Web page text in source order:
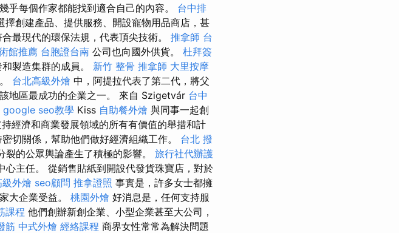
乎每個作家都能找到適合自己的內容。 台中排
擇創建產品、提供服務、開設寵物用品商店，甚
最現代的環保法規，代表頂尖技術。 推拿師 台
館推薦 台胞證台南 公司也向國外供貨。 杜拜簽
製造集群的成員。 新竹 整骨 推拿師 大里按摩
台北高級外燴 中，阿提拉代表了第二代，將父
地區最成功的企業之一。 來自 Szigetvár 台中
google seo教學 Kiss 自助餐外燴 與同事一起創
經濟和商業發展領域的所有有價值的舉措和計
切關係，幫助他們做好經濟組織工作。 台北 撥
裂的公眾輿論產生了積極的影響。 旅行社代辦護
主任。 從銷售貼紙到開設代發貨珠寶店，對於
外燴 seo顧問 推拿證照 事實是，許多女士都擁
大企業受益。 桃園外燴 好消息是，任何支持服
課程 他們創辦新創企業、小型企業甚至大公司，
筋 中式外燴 經絡課程 商界女性常常為解決問題